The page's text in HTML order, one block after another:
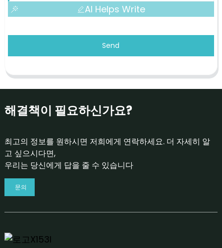
AI Helps Write
Send
해결책이 필요하신가요?
최고의 정보를 원하시면 저희에게 연락하세요. 더 자세히 알
고 싶으시다면,
우리는 당신에게 답을 줄 수 있습니다
문의